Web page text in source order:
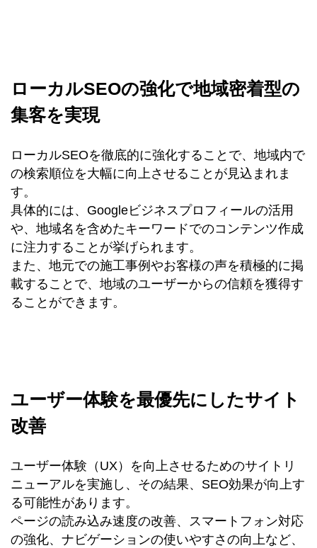
ローカルSEOの強化で地域密着型の
集客を実現
ローカルSEOを徹底的に強化することで、地域内で
の検索順位を大幅に向上させることが見込まれま
す。
具体的には、Googleビジネスプロフィールの活用
や、地域名を含めたキーワードでのコンテンツ作成
に注力することが挙げられます。
また、地元での施工事例やお客様の声を積極的に掲
載することで、地域のユーザーからの信頼を獲得す
ることができます。
ユーザー体験を最優先にしたサイト
改善
ユーザー体験（UX）を向上させるためのサイトリ
ニューアルを実施し、その結果、SEO効果が向上す
る可能性があります。
ページの読み込み速度の改善、スマートフォン対応
の強化、ナビゲーションの使いやすさの向上など、